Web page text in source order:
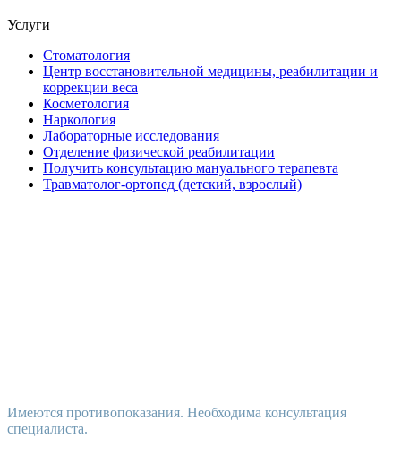
Услуги
Стоматология
Центр восстановительной медицины, реабилитации и
коррекции веса
Косметология
Наркология
Лабораторные исследования
Отделение физической реабилитации
Получить консультацию мануального терапевта
Травматолог-ортопед (детский, взрослый)
Имеются противопоказания. Необходима консультация
специалиста.